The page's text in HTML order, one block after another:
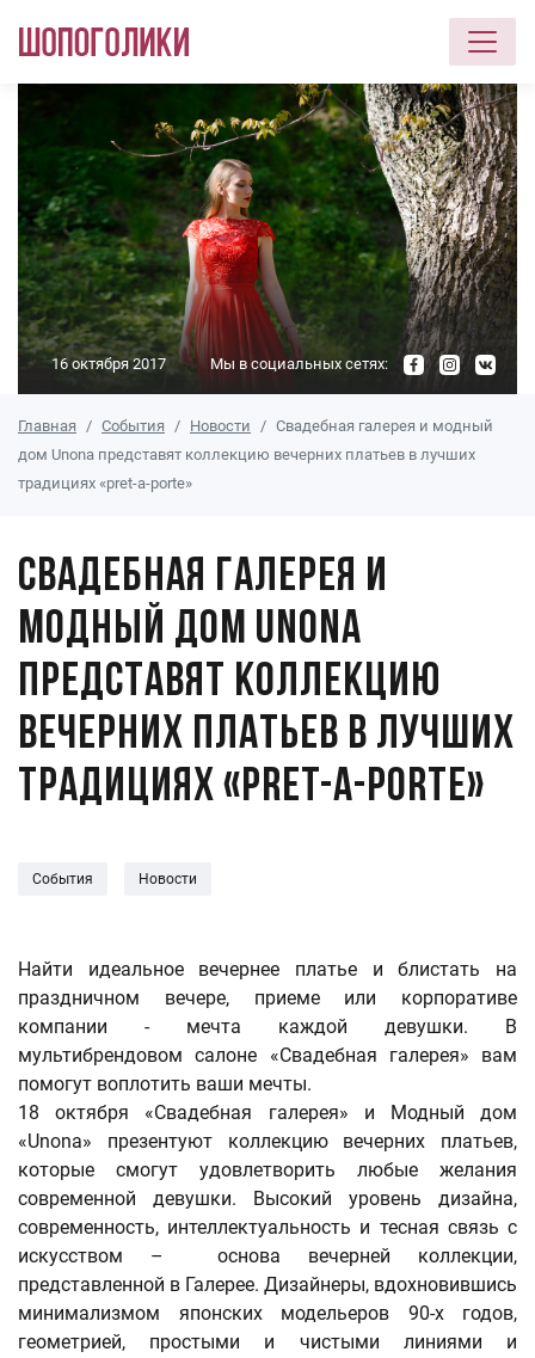
Перейти к основному содержанию
16 октября 2017 Мы в социальных сетях:
Главная События Новости
Свадебная галерея и модный
дом Unona представят коллекцию вечерних платьев в лучших
традициях «pret-a-porte»
Свадебная галерея и
модный дом Unona
представят коллекцию
вечерних платьев в лучших
традициях «pret-a-porte»
События Новости
Найти идеальное вечернее платье и блистать на
праздничном вечере, приеме или корпоративе
компании - мечта каждой девушки. В
мультибрендовом салоне «Свадебная галерея» вам
помогут воплотить ваши мечты.
18 октября «Свадебная галерея» и Модный дом
«Unona» презентуют коллекцию вечерних платьев,
которые смогут удовлетворить любые желания
современной девушки. Высокий уровень дизайна,
современность, интеллектуальность и тесная связь с
искусством – основа вечерней коллекции,
представленной в Галерее. Дизайнеры, вдохновившись
минимализмом японских модельеров 90-х годов,
геометрией, простыми и чистыми линиями и